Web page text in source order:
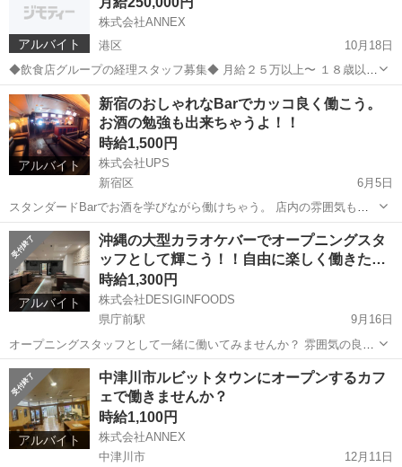
アルバイト
株式会社ANNEX
港区
10月18日
◆飲食店グループの経理スタッフ募集◆ 月給２５万以上〜 １８歳以上
勤務時間 １０：００〜１８：００ 週休2日 業務内容 グループ店舗の
資金管理 振り込み作業 推奨スキル 経理の実務経験３年以上 ...
東京 港区 事務 スタッフ
アルバイト
新宿のおしゃれなBarでカッコ良く働こう。
お酒の勉強も出来ちゃうよ！！
時給1,500円
株式会社UPS
新宿区
6月5日
スタンダードBarでお酒を学びながら働けちゃう。 店内の雰囲気も良
く、新宿姫歌舞伎町だけど客層も良く落ち着いた雰囲気です。 今なら
リニューアルオープンなのでみんな１からのスタートです。 頑張った
ら頑張っただけ稼げるイン...
東京 新宿区 バーテンダー
アルバイト
沖縄の大型カラオケバーでオープニングスタ
ッフとして輝こう！！自由に楽しく働きた…
時給1,300円
株式会社DESIGINFOODS
県庁前駅
9月16日
オープニングスタッフとして一緒に働いてみませんか？ 雰囲気の良い
アットホームなお店で楽しく働けちゃいます。 キャッチもノルマもあ
りません！研修制度あり。未経験でも大丈夫！ 店内の雰囲気も綺麗で
最高です！！ 繁華街那覇...
沖縄 那覇市 県庁前駅 バーテンダー スタッフ
アルバイト
中津川市ルビットタウンにオープンするカフ
ェで働きませんか？
時給1,100円
株式会社ANNEX
中津川市
12月11日